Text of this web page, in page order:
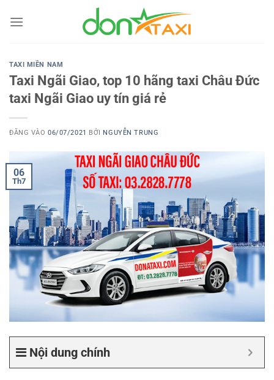
qua
TAXI MIỀN NAM
Taxi Ngãi Giao, top 10 hãng taxi Châu Đức
taxi Ngãi Giao uy tín giá rẻ
ĐĂNG VÀO06/07/2021 BỞI NGUYỄN TRUNG
06
Th7
Nội dung chính